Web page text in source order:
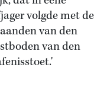
volgde met de
van den
van den